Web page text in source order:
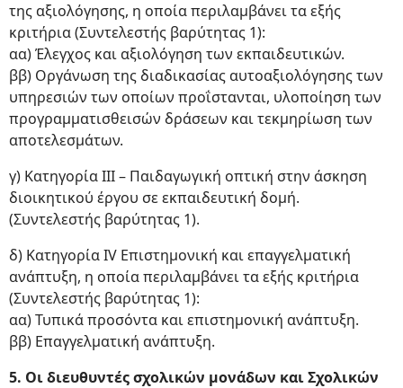
της αξιολόγησης, η οποία περιλαμβάνει τα εξής
κριτήρια (Συντελεστής βαρύτητας 1):
αα) Έλεγχος και αξιολόγηση των εκπαιδευτικών.
ββ) Οργάνωση της διαδικασίας αυτοαξιολόγησης των
υπηρεσιών των οποίων προΐστανται, υλοποίηση των
προγραμματισθεισών δράσεων και τεκμηρίωση των
αποτελεσμάτων.
γ) Κατηγορία ΙΙΙ – Παιδαγωγική οπτική στην άσκηση
διοικητικού έργου σε εκπαιδευτική δομή.
(Συντελεστής βαρύτητας 1).
δ) Κατηγορία ΙV Επιστημονική και επαγγελματική
ανάπτυξη, η οποία περιλαμβάνει τα εξής κριτήρια
(Συντελεστής βαρύτητας 1):
αα) Τυπικά προσόντα και επιστημονική ανάπτυξη.
ββ) Επαγγελματική ανάπτυξη.
5. Οι διευθυντές σχολικών μονάδων και Σχολικών